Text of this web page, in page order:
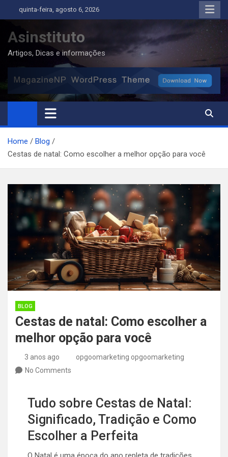
to
content
quinta-feira, agosto 6, 2026
Asinstituto
Artigos, Dicas e informações
Home
Blog
Cestas de natal: Como escolher a melhor opção para você
BLOG
Cestas de natal: Como escolher a
melhor opção para você
3 anos ago
opgoomarketing opgoomarketing
No Comments
Tudo sobre Cestas de Natal:
Significado, Tradição e Como
Escolher a Perfeita